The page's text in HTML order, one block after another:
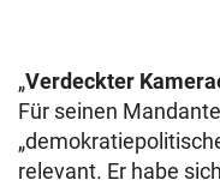
„Verdeckter
Für seinen
relevant. Er habe